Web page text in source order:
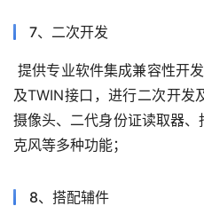
7、二次开发
提供专业软件集成兼容性开
及TWIN接口，进行二次开发
摄像头、二代身份证读取器、
克风等多种功能；
8、搭配辅件